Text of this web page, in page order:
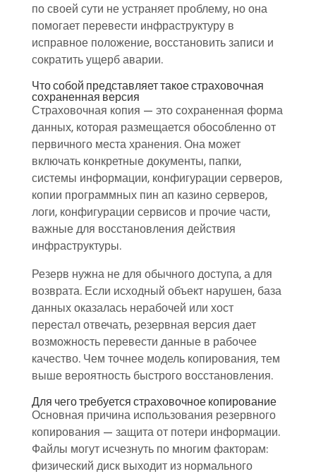
по своей сути не устраняет проблему, но она
помогает перевести инфраструктуру в
исправное положение, восстановить записи и
сократить ущерб аварии.
Что собой представляет такое страховочная
сохраненная версия
Страховочная копия — это сохраненная форма
данных, которая размещается обособленно от
первичного места хранения. Она может
включать конкретные документы, папки,
системы информации, конфигурации серверов,
копии программных пин ап казино серверов,
логи, конфигурации сервисов и прочие части,
важные для восстановления действия
инфраструктуры.
Резерв нужна не для обычного доступа, а для
возврата. Если исходный объект нарушен, база
данных оказалась нерабочей или хост
перестал отвечать, резервная версия дает
возможность перевести данные в рабочее
качество. Чем точнее модель копирования, тем
выше вероятность быстрого восстановления.
Для чего требуется страховочное копирование
Основная причина использования резервного
копирования — защита от потери информации.
Файлы могут исчезнуть по многим факторам:
физический диск выходит из нормального